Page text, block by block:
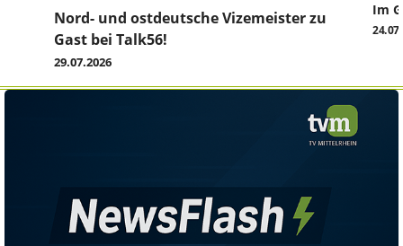
Nord- und ostdeutsche Vizemeister zu
Gast bei Talk56!
29.07.2026
Im